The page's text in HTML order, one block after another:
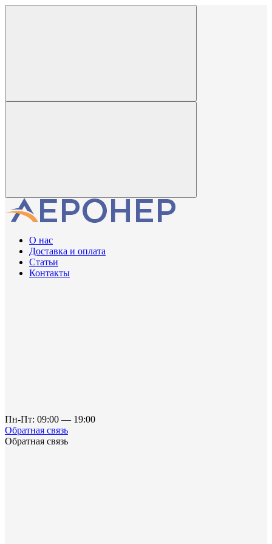
О нас
Доставка и оплата
Статьи
Контакты
Пн-Пт: 09:00 — 19:00
Обратная связь
Обратная связь